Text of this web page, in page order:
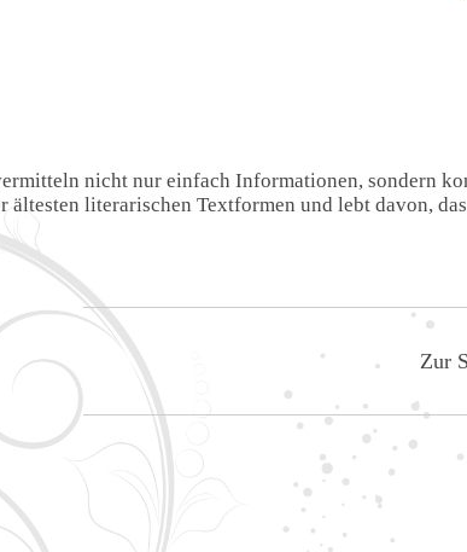
nicht nur einfach Informationen, sondern
ältesten literarischen Textformen und lebt davon,
Zur